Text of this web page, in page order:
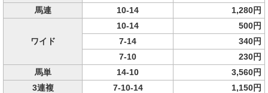
馬連
10-14 1,280円
ワイド
10-14
500円
7-14
340円
7-10
230円
馬単
14-10
3,560円
3連複
7-10-14
1,150円